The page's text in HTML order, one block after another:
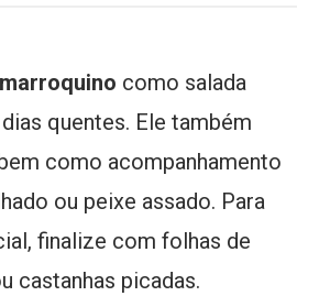
como salada
quentes. Ele também
como acompanhamento
ou peixe assado. Para
finalize com folhas de
castanhas picadas.